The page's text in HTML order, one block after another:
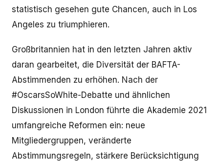
statistisch gesehen gute Chancen, auch in Los
Angeles zu triumphieren.
Großbritannien hat in den letzten Jahren aktiv
daran gearbeitet, die Diversität der BAFTA-
Abstimmenden zu erhöhen. Nach der
#OscarsSoWhite-Debatte und ähnlichen
Diskussionen in London führte die Akademie 2021
umfangreiche Reformen ein: neue
Mitgliedergruppen, veränderte
Abstimmungsregeln, stärkere Berücksichtigung